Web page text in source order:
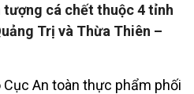
cá chết thuộc 4 tỉnh
Trị và Thừa Thiên –
An toàn thực phẩm phối